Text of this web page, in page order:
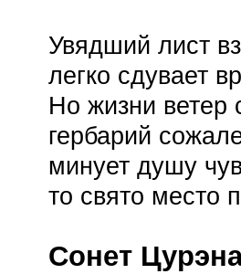
Увядший лист
легко сдувает
Но жизни ветер
гербарий
минует душу
то свято место
Сонет